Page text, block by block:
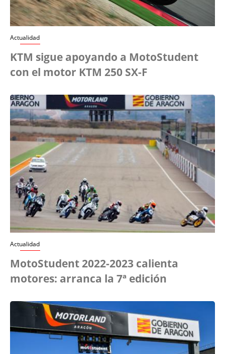
Actualidad
KTM sigue apoyando a MotoStudent
con el motor KTM 250 SX-F
Actualidad
MotoStudent 2022-2023 calienta
motores: arranca la 7ª edición